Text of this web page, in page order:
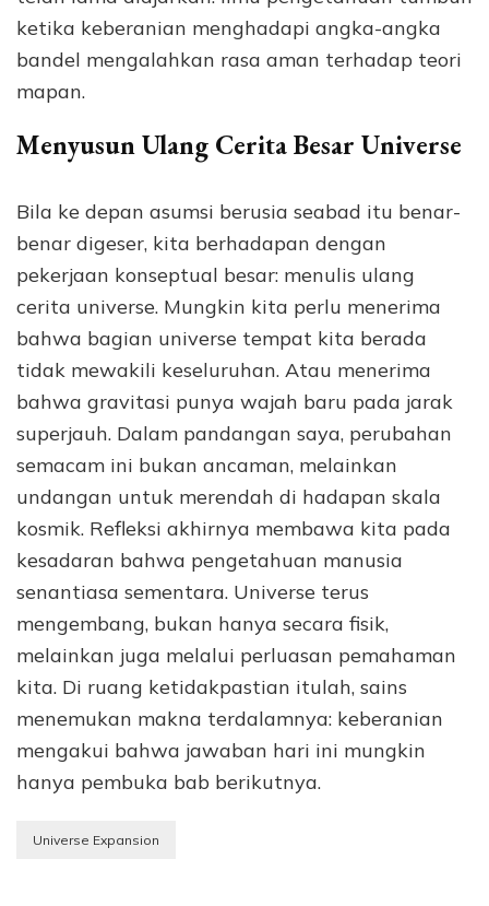
ketika keberanian menghadapi angka-angka
bandel mengalahkan rasa aman terhadap teori
mapan.
Menyusun Ulang Cerita Besar Universe
Bila ke depan asumsi berusia seabad itu benar-
benar digeser, kita berhadapan dengan
pekerjaan konseptual besar: menulis ulang
cerita universe. Mungkin kita perlu menerima
bahwa bagian universe tempat kita berada
tidak mewakili keseluruhan. Atau menerima
bahwa gravitasi punya wajah baru pada jarak
superjauh. Dalam pandangan saya, perubahan
semacam ini bukan ancaman, melainkan
undangan untuk merendah di hadapan skala
kosmik. Refleksi akhirnya membawa kita pada
kesadaran bahwa pengetahuan manusia
senantiasa sementara. Universe terus
mengembang, bukan hanya secara fisik,
melainkan juga melalui perluasan pemahaman
kita. Di ruang ketidakpastian itulah, sains
menemukan makna terdalamnya: keberanian
mengakui bahwa jawaban hari ini mungkin
hanya pembuka bab berikutnya.
Universe Expansion